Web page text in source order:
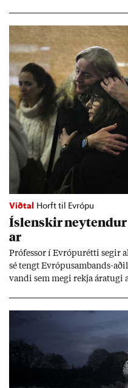
Viðtal Horft til Evrópu
Ís­lensk­ir
ar
Pró­fess­or í Evr­ópu­rétti seg­ir
sé tengt Evr­ópu­sam­bands-
vandi sem megi rekja